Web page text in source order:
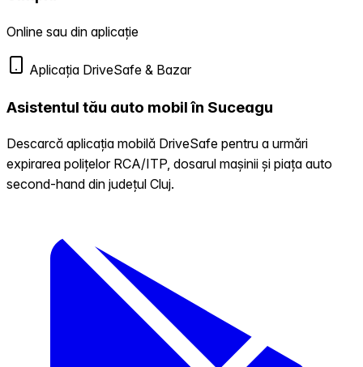
Online sau din aplicație
Aplicația DriveSafe & Bazar
Asistentul tău auto mobil în Suceagu
Descarcă aplicația mobilă DriveSafe pentru a urmări
expirarea polițelor RCA/ITP, dosarul mașinii și piața auto
second-hand din județul Cluj.